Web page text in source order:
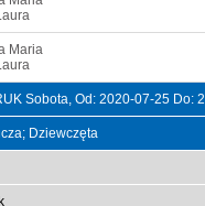
Maria
Sobota, Od: 2020-07-25 Do:
Dziewczęta